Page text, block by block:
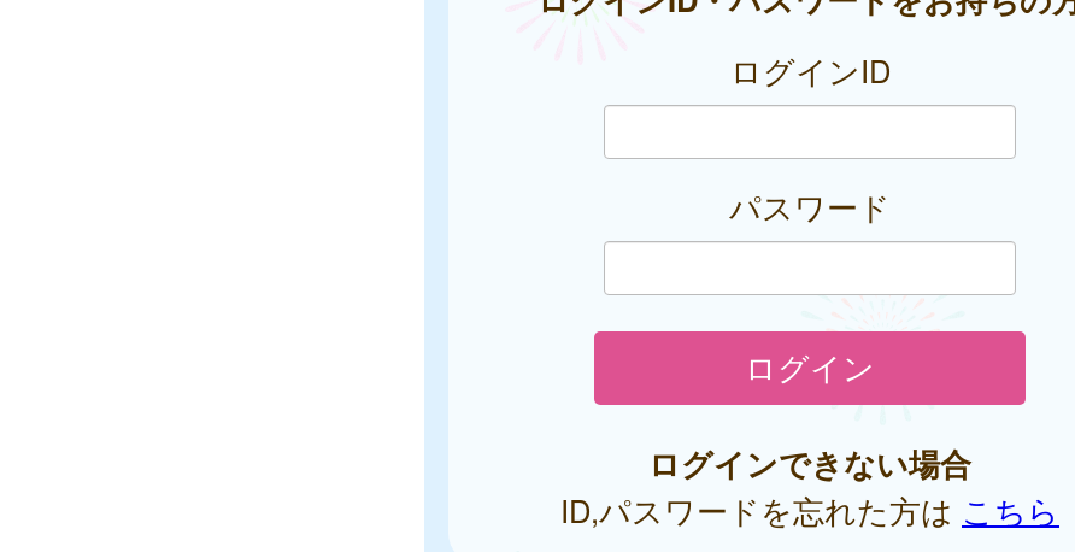
ログインID
パスワード
ログインできない場合
ID,パスワードを忘れた方は こちら